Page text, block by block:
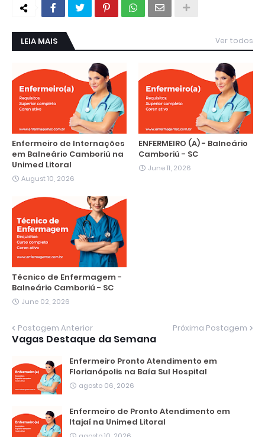
LEIA MAIS Ver todos
Enfermeiro de Internações
em Balneário Camboriú na
Unimed Litoral
August 10, 2026
ENFERMEIRO (A) - Balneário
Camboriú - SC
June 11, 2026
Técnico de Enfermagem -
Balneário Camboriú - SC
June 02, 2026
Postagem Anterior Próxima Postagem
Vagas Destaque da Semana
Enfermeiro Pronto Atendimento em
Florianópolis na Baía Sul Hospital
agosto 06, 2026
Enfermeiro de Pronto Atendimento em
Itajaí na Unimed Litoral